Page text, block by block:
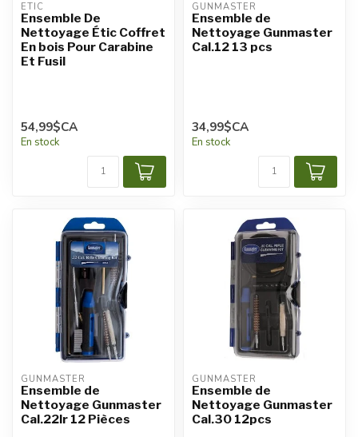
ETIC
Ensemble De
Nettoyage Étic Coffret
En bois Pour Carabine
Et Fusil
54,99$CA
En stock
GUNMASTER
Ensemble de
Nettoyage Gunmaster
Cal.12 13 pcs
34,99$CA
En stock
GUNMASTER
Ensemble de
Nettoyage Gunmaster
Cal.22lr 12 Pièces
GUNMASTER
Ensemble de
Nettoyage Gunmaster
Cal.30 12pcs